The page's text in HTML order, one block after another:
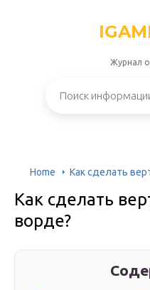
Журнал
Home Как сделать
Как сделать
ворде?